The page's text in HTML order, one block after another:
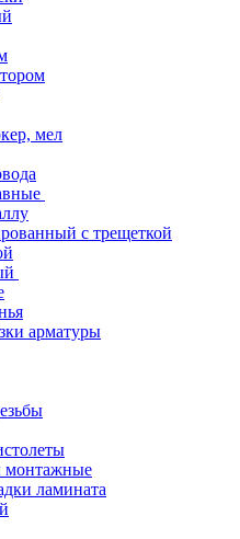
мел
с трещеткой
арматуры
монтажные
ламината